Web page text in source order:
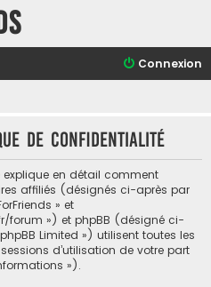
Connexion
de confidentialité
en détail comment
affiliés (désignés ci-après par
» et
forum ») et phpBB (désigné ci-
Limited ») utilisent toutes les
d’utilisation de votre part
»).